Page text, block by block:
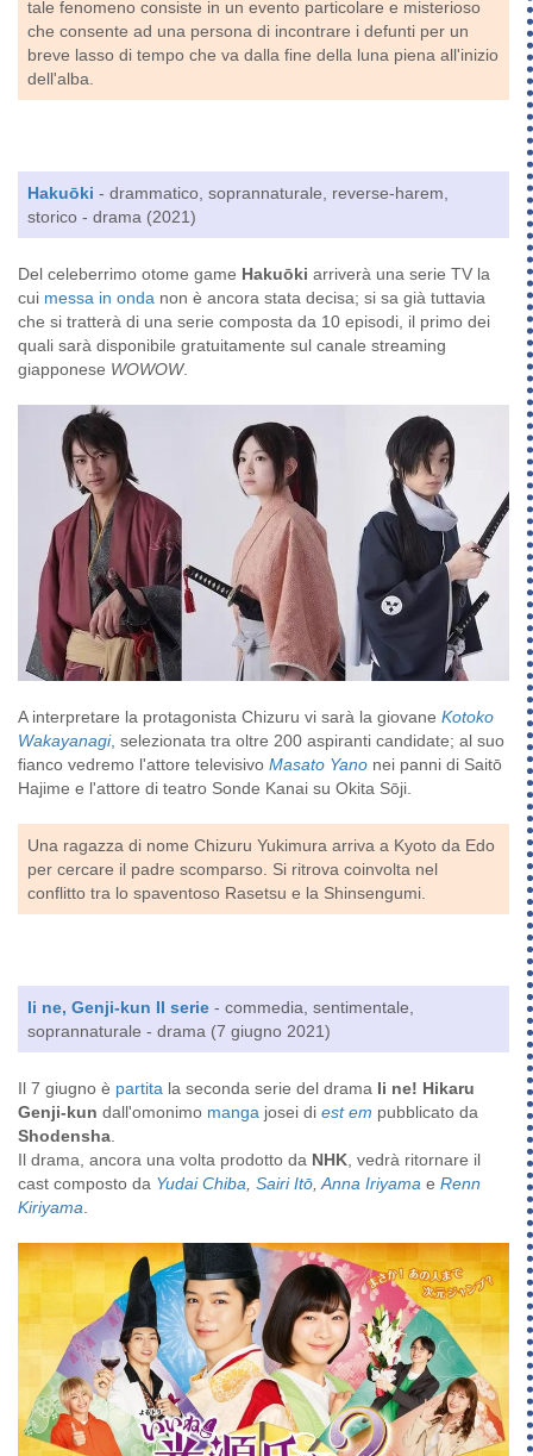
tale fenomeno consiste in un evento particolare e misterioso
che consente ad una persona di incontrare i defunti per un
breve lasso di tempo che va dalla fine della luna piena all'inizio
dell'alba.
Hakuōki - drammatico, soprannaturale, reverse-harem,
storico - drama (2021)
Del celeberrimo otome game Hakuōki arriverà una serie TV la
cui messa in onda non è ancora stata decisa; si sa già tuttavia
che si tratterà di una serie composta da 10 episodi, il primo dei
quali sarà disponibile gratuitamente sul canale streaming
giapponese WOWOW.
A interpretare la protagonista Chizuru vi sarà la giovane Kotoko
Wakayanagi, selezionata tra oltre 200 aspiranti candidate; al suo
fianco vedremo l'attore televisivo Masato Yano nei panni di Saitō
Hajime e l'attore di teatro Sonde Kanai su Okita Sōji.
Una ragazza di nome Chizuru Yukimura arriva a Kyoto da Edo
per cercare il padre scomparso. Si ritrova coinvolta nel
conflitto tra lo spaventoso Rasetsu e la Shinsengumi.
Ii ne, Genji-kun II serie - commedia, sentimentale,
soprannaturale - drama (7 giugno 2021)
Il 7 giugno è partita la seconda serie del drama Ii ne! Hikaru
Genji-kun dall'omonimo manga josei di est em pubblicato da
Shodensha.
Il drama, ancora una volta prodotto da NHK, vedrà ritornare il
cast composto da Yudai Chiba, Sairi Itō,Anna Iriyama e Renn
Kiriyama.